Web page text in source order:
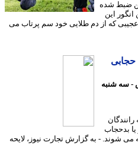
شده
این
که از دم طلایی خود سم پرتاب می
شنبه
جریمه می شوند. - به گزارش تجارت نیوز، لایحه